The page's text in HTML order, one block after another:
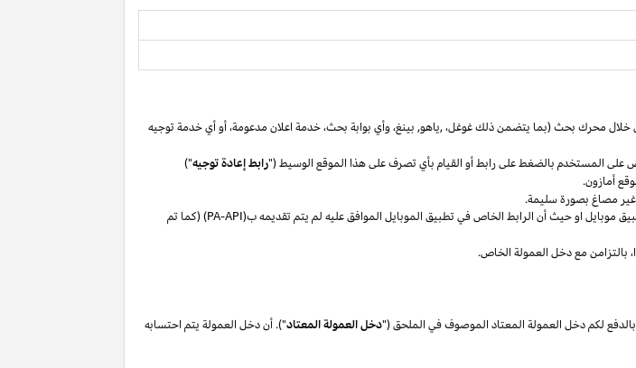
خلال محرك بحث (بما يتضمن ذلكغوغل،,ياهو, بينغ،وأي بوابة بحث،خدمة اعلان مدعومة،أوأي خدمة توجيه
على المستخدم بالضغط على رابط أو القيام بأي تصرف على هذا الموقع الوسيط ("رابط إعادة توجيه")
أمازون.
غير مصاغ بصورة سليمة.
موبايل او حيثأن الرابط الخاص في تطبيق الموبايل الموافقعليه لم يتم تقديمه ب(PA-API) (كما تم
بالتزامن مع دخل العمولة الخاص.
لكم دخل العمولة المعتاد الموصوف في الملحق ("دخل العمولة المعتاد"). أن دخل العمولة يتم احتسابه